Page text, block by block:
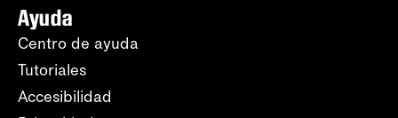
Ayuda
Centro de ayuda
Tutoriales
Accesibilidad